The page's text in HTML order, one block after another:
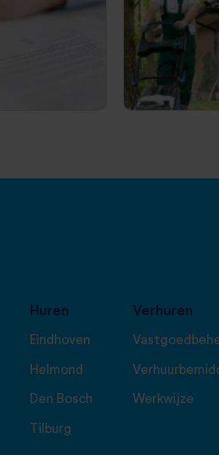
Huren
Eindhoven
Helmond
Den Bosch
Tilburg
Verhuren
Werkwijze